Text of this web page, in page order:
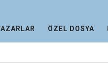
ÖZEL DOSYA